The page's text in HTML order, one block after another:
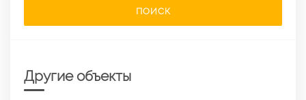
ПОИСК
Другие объекты